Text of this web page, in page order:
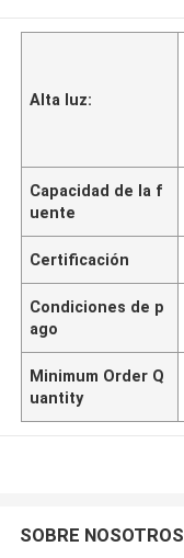
Alta luz:
Capacidad de la f
uente
Certificación
Condiciones de p
ago
Minimum Order Q
uantity
SOBRE NOSOTROS